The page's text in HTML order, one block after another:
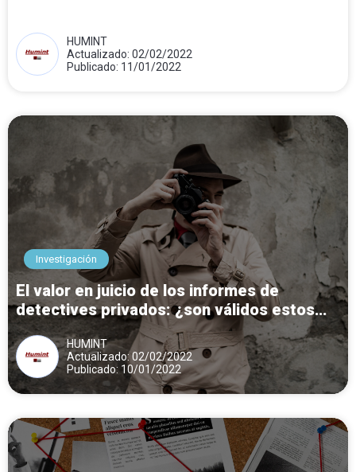
HUMINT
Actualizado: 02/02/2022
Publicado: 11/01/2022
Investigación
El valor en juicio de los informes de
detectives privados: ¿son válidos estos
documentos?
HUMINT
Actualizado: 02/02/2022
Publicado: 10/01/2022